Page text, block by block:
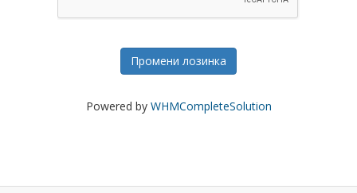
Промени лозинка
Powered by WHMCompleteSolution